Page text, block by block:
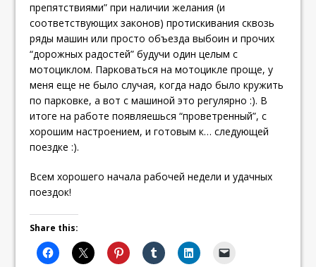
препятствиями” при наличии желания (и
соответствующих законов) протискивания сквозь
ряды машин или просто объезда выбоин и прочих
“дорожных радостей” будучи один целым с
мотоциклом. Парковаться на мотоцикле проще, у
меня еще не было случая, когда надо было кружить
по парковке, а вот с машиной это регулярно :). В
итоге на работе появляешься “проветренный”, с
хорошим настроением, и готовым к… следующей
поездке :).
Всем хорошего начала рабочей недели и удачных
поездок!
Share this: